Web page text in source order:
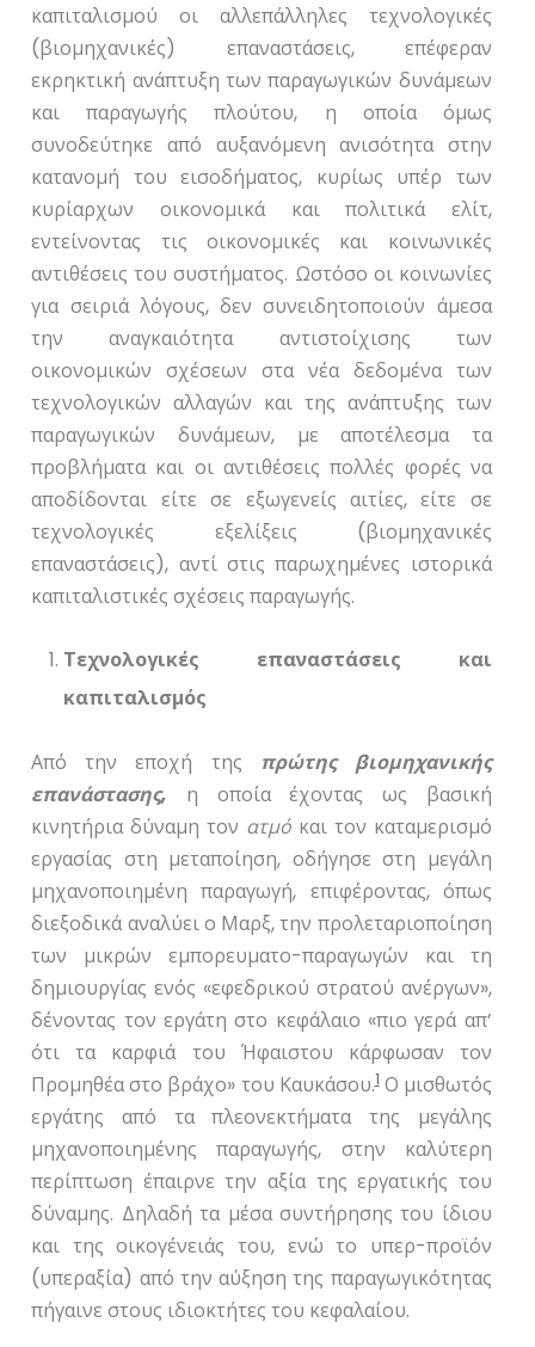
καπιταλισμού οι αλλεπάλληλες τεχνολογικές
(βιομηχανικές) επαναστάσεις, επέφεραν
εκρηκτική ανάπτυξη των παραγωγικών δυνάμεων
και παραγωγής πλούτου, η οποία όμως
συνοδεύτηκε από αυξανόμενη ανισότητα στην
κατανομή του εισοδήματος, κυρίως υπέρ των
κυρίαρχων οικονομικά και πολιτικά ελίτ,
εντείνοντας τις οικονομικές και κοινωνικές
αντιθέσεις του συστήματος. Ωστόσο οι κοινωνίες
για σειριά λόγους, δεν συνειδητοποιούν άμεσα
την αναγκαιότητα αντιστοίχισης των
οικονομικών σχέσεων στα νέα δεδομένα των
τεχνολογικών αλλαγών και της ανάπτυξης των
παραγωγικών δυνάμεων, με αποτέλεσμα τα
προβλήματα και οι αντιθέσεις πολλές φορές να
αποδίδονται είτε σε εξωγενείς αιτίες, είτε σε
τεχνολογικές εξελίξεις (βιομηχανικές
επαναστάσεις), αντί στις παρωχημένες ιστορικά
καπιταλιστικές σχέσεις παραγωγής.
Τεχνολογικές επαναστάσεις και
καπιταλισμός
Από την εποχή της
πρώτης βιομηχανικής
επανάστασης, η οποία έχοντας ως βασική
κινητήρια δύναμη τον ατμό και τον καταμερισμό
εργασίας στη μεταποίηση, οδήγησε στη μεγάλη
μηχανοποιημένη παραγωγή, επιφέροντας, όπως
διεξοδικά αναλύει ο Μαρξ, την προλεταριοποίηση
των μικρών εμπορευματο-παραγωγών και τη
δημιουργίας ενός «εφεδρικού στρατού ανέργων»,
δένοντας τον εργάτη στο κεφάλαιο «πιο γερά απ’
ότι τα καρφιά του Ήφαιστου κάρφωσαν τον
Προμηθέα στο βράχο» του Καυκάσου.1Ο μισθωτός
εργάτης από τα πλεονεκτήματα της μεγάλης
μηχανοποιημένης παραγωγής, στην καλύτερη
περίπτωση έπαιρνε την αξία της εργατικής του
δύναμης. Δηλαδή τα μέσα συντήρησης του ίδιου
και της οικογένειάς του, ενώ το υπερ-προϊόν
(υπεραξία) από την αύξηση της παραγωγικότητας
πήγαινε στους ιδιοκτήτες του κεφαλαίου.